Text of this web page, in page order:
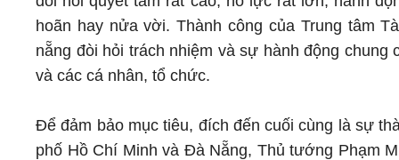
hoãn hay nửa vời. Thành công của Trung tâm
nẵng đòi hỏi trách nhiệm và sự hành động
và các cá nhân, tổ chức.
Để đảm bảo mục tiêu, đích đến cuối cùng là sự
phố Hồ Chí Minh và Đà Nẵng, Thủ tướng Phạm